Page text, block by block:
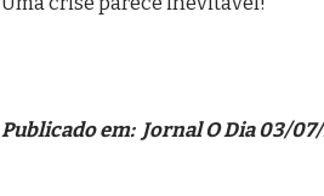
Publicado em: Jornal O Dia 03/